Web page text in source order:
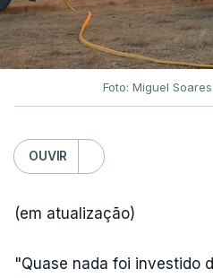
Foto: Miguel
OUVIR
(em atualização)
"Quase nada foi investido